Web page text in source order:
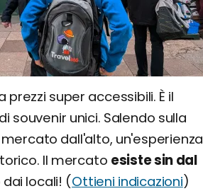
super accessibili. È il
unici. Salendo sulla
dall'alto, un'esperienza
Il mercato esiste sin dal
locali! (Ottieni indicazioni)